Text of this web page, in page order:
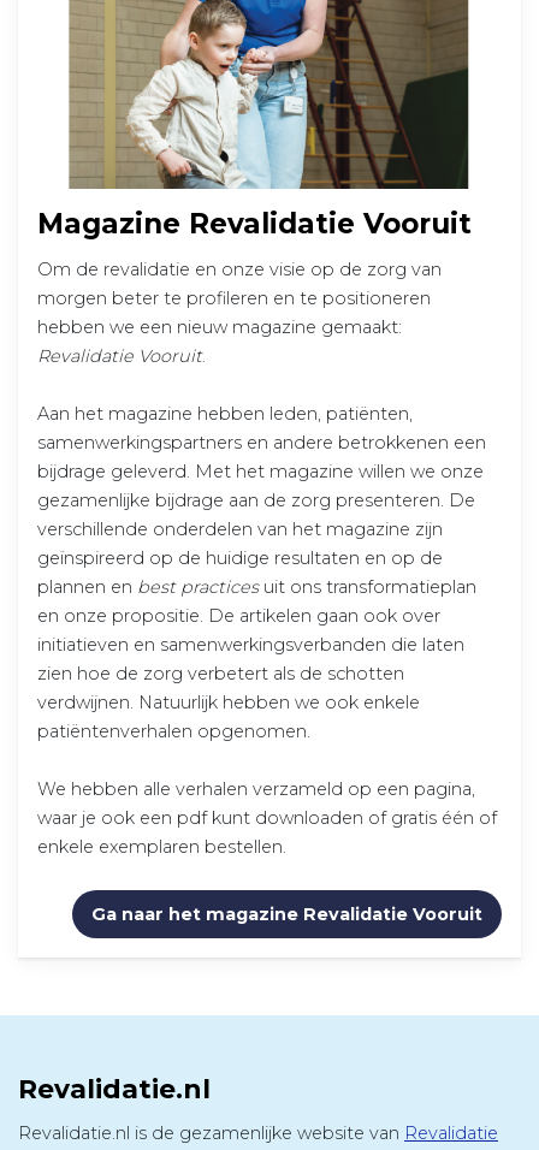
Magazine Revalidatie Vooruit
Om de revalidatie en onze visie op de zorg van
morgen beter te profileren en te positioneren
hebben we een nieuw magazine gemaakt:
Revalidatie Vooruit.
Aan het magazine hebben leden, patiënten,
samenwerkingspartners en andere betrokkenen een
bijdrage geleverd. Met het magazine willen we onze
gezamenlijke bijdrage aan de zorg presenteren. De
verschillende onderdelen van het magazine zijn
geïnspireerd op de huidige resultaten en op de
plannen en best practicesuit ons transformatieplan
en onze propositie. De artikelen gaan ook over
initiatieven en samenwerkingsverbanden die laten
zien hoe de zorg verbetert als de schotten
verdwijnen. Natuurlijk hebben we ook enkele
patiëntenverhalen opgenomen.
We hebben alle verhalen verzameld op een pagina,
waar je ook een pdf kunt downloaden of gratis één of
enkele exemplaren bestellen.
Ga naar het magazine Revalidatie Vooruit
Revalidatie.nl
Revalidatie.nl is de gezamenlijke website van Revalidatie